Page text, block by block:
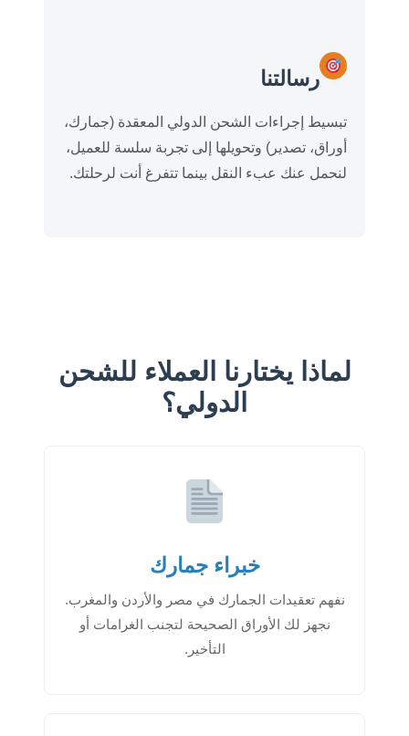
رسالتنا
تبسيط إجراءات الشحن الدولي المعقدة (جمارك،
أوراق، تصدير) وتحويلها إلى تجربة سلسة للعميل،
لنحمل عنك عبء النقل بينما تتفرغ أنت لرحلتك.
لماذا يختارنا العملاء للشحن
الدولي؟
خبراء جمارك
نفهم تعقيدات الجمارك في مصر والأردن والمغرب.
نجهز لك الأوراق الصحيحة لتجنب الغرامات أو
التأخير.